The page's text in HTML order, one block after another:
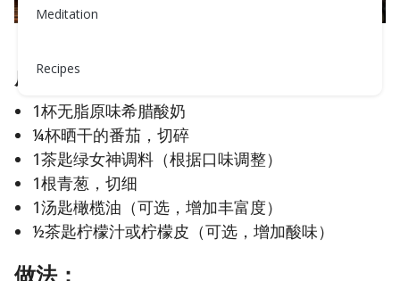
Meditation
Recipes
成分：
1杯无脂原味希腊酸奶
¼杯晒干的番茄，切碎
1茶匙绿女神调料（根据口味调整）
1根青葱，切细
1汤匙橄榄油（可选，增加丰富度）
½茶匙柠檬汁或柠檬皮（可选，增加酸味）
做法：